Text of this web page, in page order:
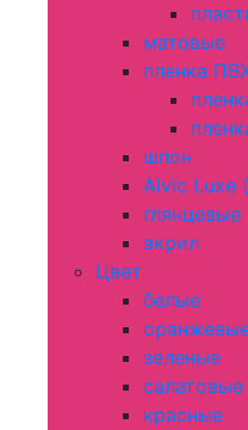
матовые
пленка
шпон
Alvic Luxe
глянцевые
акрил
Цвет
белые
зеленые
салатовые
красные